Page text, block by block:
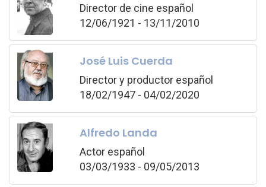
Director de cine español
12/06/1921 - 13/11/2010
José Luis Cuerda
Director y productor español
18/02/1947 - 04/02/2020
Alfredo Landa
Actor español
03/03/1933 - 09/05/2013